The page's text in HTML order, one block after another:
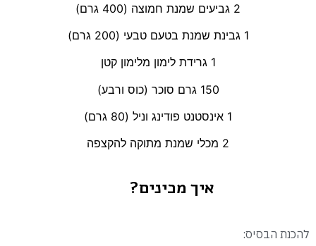
2 גביעים שמנת חמוצה (400 גרם)
1 גבינת שמנת בטעם טבעי (200 גרם)
1 גרידת לימון מלימון קטן
150 גרם סוכר (כוס ורבע)
1 אינסטנט פודינג וניל (80 גרם)
2 מכלי שמנת מתוקה להקצפה
איך מכינים?
להכנת הבסיס: